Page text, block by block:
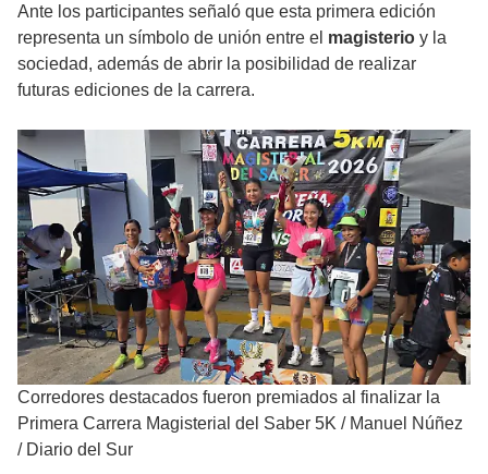
Ante los participantes señaló que esta primera edición
representa un símbolo de unión entre el magisterio y la
sociedad, además de abrir la posibilidad de realizar
futuras ediciones de la carrera.
Corredores destacados fueron premiados al finalizar la
Primera Carrera Magisterial del Saber 5K / Manuel Núñez
/ Diario del Sur